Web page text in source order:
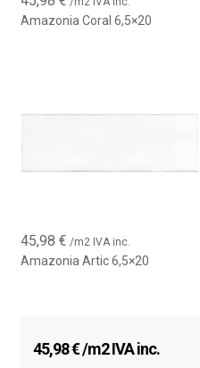
Amazonia Coral 6,5×20
45,98€ /m2 IVA inc.
Amazonia Artic 6,5×20
45,98€/m2 IVA inc.